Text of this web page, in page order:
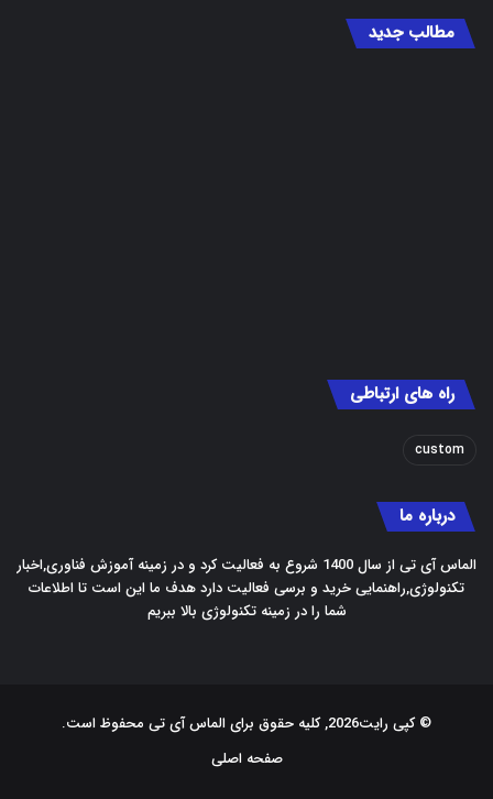
مطالب جدید
راه های ارتباطی
custom
درباره ما
الماس آی تی از سال 1400 شروع به فعالیت کرد و در زمینه آموزش فناوری,اخبار
تکنولوژی,راهنمایی خرید و برسی فعالیت دارد هدف ما این است تا اطلاعات
شما را در زمینه تکنولوژی بالا ببریم
© کپی رایت2026, کلیه حقوق برای الماس آی تی محفوظ است.
صفحه اصلی